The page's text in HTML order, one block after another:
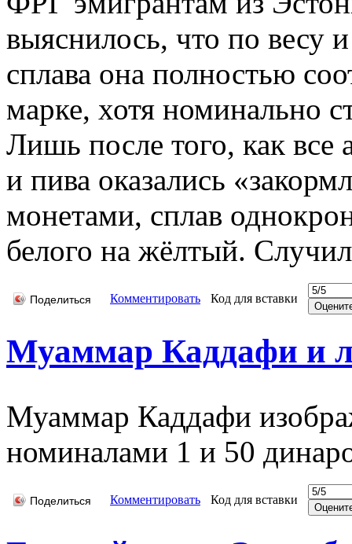
выяснилось, что по весу
сплава она полностью
марке, хотя номинально
Лишь после того, как все
и пива оказались
монетами, сплав
белого на жёлтый.
Поделиться Комментировать Код для вставки
Муаммар Каддафи и
Муаммар Каддафи
номиналами 1 и 50
Поделиться Комментировать Код для вставки